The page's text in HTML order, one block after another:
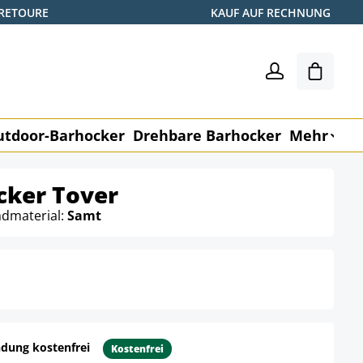
KAUF AUF RECHNUNG
Barhocker Drehbare Barhocker Mehr
Tover
Samt
kostenfrei Kostenfrei